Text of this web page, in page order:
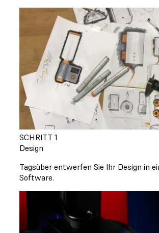
SCHRITT 1
Design
Tagsüber entwerfen Sie Ihr Design in
Software.